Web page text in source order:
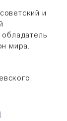
и
мира.